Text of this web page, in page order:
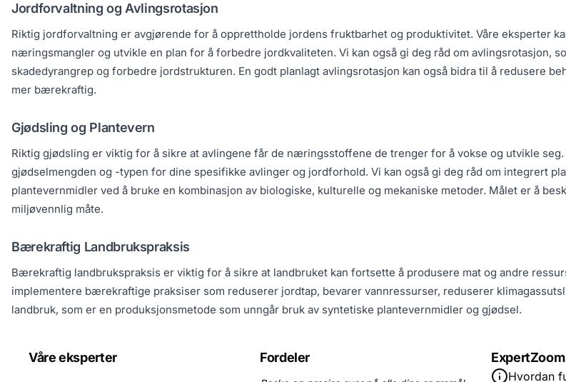
Jordforvaltning og Avlingsrotasjon
Riktig jordforvaltning er avgjørende for å opprettholde jordens fruktbarhet og produktivitet. Våre eksperter
næringsmangler og utvikle en plan for å forbedre jordkvaliteten. Vi kan også gi deg råd om avlingsrotasjon,
skadedyrangrep og forbedre jordstrukturen. En godt planlagt avlingsrotasjon kan også bidra til å redusere
mer bærekraftig.
Gjødsling og Plantevern
Riktig gjødsling er viktig for å sikre at avlingene får de næringsstoffene de trenger for å vokse og utvikle
gjødselmengden og -typen for dine spesifikke avlinger og jordforhold. Vi kan også gi deg råd om integrert
plantevernmidler ved å bruke en kombinasjon av biologiske, kulturelle og mekaniske metoder. Målet er å
miljøvennlig måte.
Bærekraftig Landbrukspraksis
Bærekraftig landbrukspraksis er viktig for å sikre at landbruket kan fortsette å produsere mat og andre
implementere bærekraftige praksiser som reduserer jordtap, bevarer vannressurser, reduserer
landbruk, som er en produksjonsmetode som unngår bruk av syntetiske plantevernmidler og gjødsel.
Våre eksperter Fordeler ExpertZoom
Hvordan